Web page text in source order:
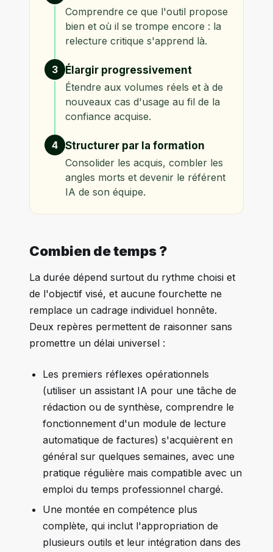
Comprendre ce que l'outil propose
bien et où il se trompe encore : la
relecture critique s'apprend là.
3
Élargir progressivement
Étendre aux volumes réels et à de
nouveaux cas d'usage au fil de la
confiance acquise.
4 Structurer par la formation
Consolider les acquis, combler les
angles morts et devenir le référent
IA de son équipe.
Combien de temps ?
La durée dépend surtout du rythme choisi et
de l'objectif visé, et aucune fourchette ne
remplace un cadrage individuel honnête.
Deux repères permettent de raisonner sans
promettre un délai universel :
Les premiers réflexes opérationnels
(utiliser un assistant IA pour une tâche de
rédaction ou de synthèse, comprendre le
fonctionnement d'un module de lecture
automatique de factures) s'acquièrent en
général sur quelques semaines, avec une
pratique régulière mais compatible avec un
emploi du temps professionnel chargé.
Une montée en compétence plus
complète, qui inclut l'appropriation de
plusieurs outils et leur intégration dans des